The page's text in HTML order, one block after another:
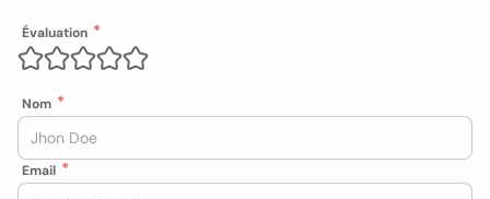
Évaluation
Nom
Email